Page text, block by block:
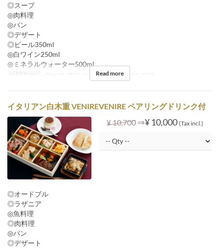
◎スープ
◎肉料理
◎パン
◎デザート
◎ビール350ml
◎白ワイン250ml
◎ミネラルウォーター500ml
Valid Dates ~ Dec 18, 2021, Jan 05, 2022 ~ Oct 16, 2022
Read more
イタリアン白木重 VENIREVENIRE ペアリングドリンク付
¥ 10,700 ⇒¥ 10,000 (Tax incl.)
◎オードブル
◎ラザニア
◎魚料理
◎肉料理
◎パン
◎デザート